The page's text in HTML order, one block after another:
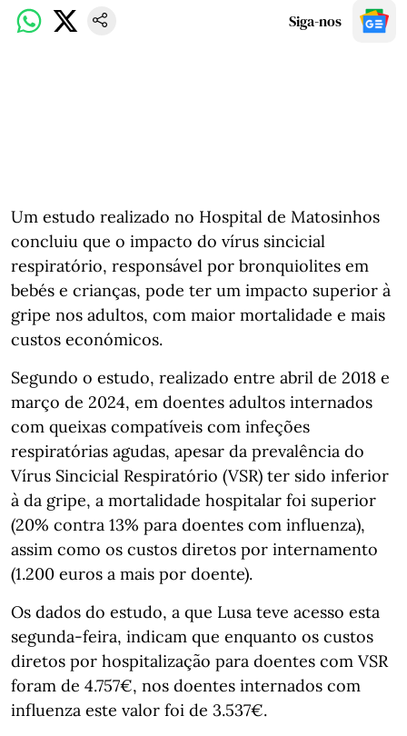
Siga-nos
Um estudo realizado no Hospital de Matosinhos
concluiu que o impacto do vírus sincicial
respiratório, responsável por bronquiolites em
bebés e crianças, pode ter um impacto superior à
gripe nos adultos, com maior mortalidade e mais
custos económicos.
Segundo o estudo, realizado entre abril de 2018 e
março de 2024, em doentes adultos internados
com queixas compatíveis com infeções
respiratórias agudas, apesar da prevalência do
Vírus Sincicial Respiratório (VSR) ter sido inferior
à da gripe, a mortalidade hospitalar foi superior
(20% contra 13% para doentes com influenza),
assim como os custos diretos por internamento
(1.200 euros a mais por doente).
Os dados do estudo, a que Lusa teve acesso esta
segunda-feira, indicam que enquanto os custos
diretos por hospitalização para doentes com VSR
foram de 4.757€, nos doentes internados com
influenza este valor foi de 3.537€.